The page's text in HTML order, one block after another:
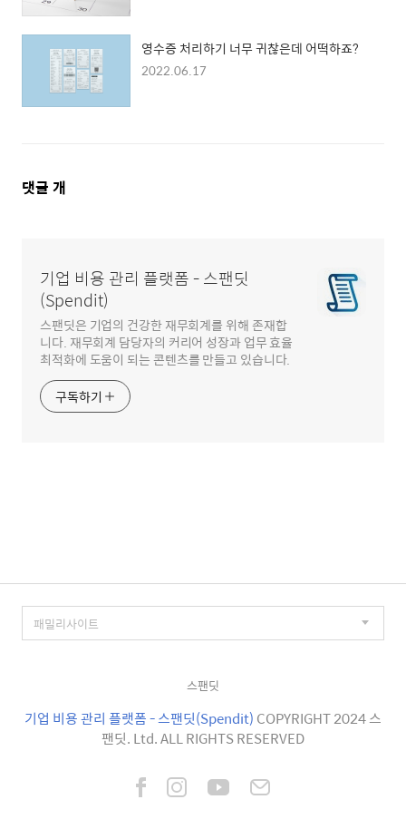
영수증 처리하기 너무 귀찮은데 어떡하죠?
2022.06.17
댓
댓글 개
기업 비용 관리 플랫폼 - 스팬딧
(Spendit)
스팬딧은 기업의 건강한 재무회계를 위해 존재합
니다. 재무회계 담당자의 커리어 성장과 업무 효율
최적화에 도움이 되는 콘텐츠를 만들고 있습니다.
구독하기
스팬딧
기업 비용 관리 플랫폼 - 스팬딧(Spendit) COPYRIGHT 2024 스
팬딧. Ltd. ALL RIGHTS RESERVED